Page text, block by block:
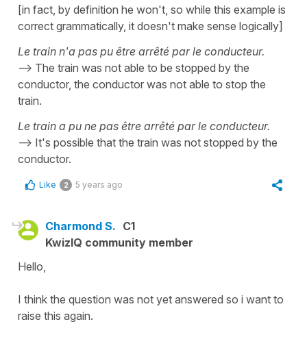
[in fact, by definition he won't, so while this example is
correct grammatically, it doesn't make sense logically]
Le train n'a pas pu être arrêté par le conducteur.
--> The train was not able to be stopped by the
conductor, the conductor was not able to stop the
train.
Le train a pu ne pas être arrêté par le conducteur.
--> It's possible that the train was not stopped by the
conductor.
Like 2 5 years ago
Charmond S. C1
KwizIQ community member
Hello,
I think the question was not yet answered so i want to
raise this again.